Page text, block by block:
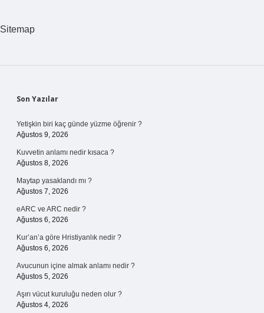
Sitemap
Sidebar
Son Yazılar
Yetişkin biri kaç günde yüzme öğrenir ?
Ağustos 9, 2026
Kuvvetin anlamı nedir kısaca ?
Ağustos 8, 2026
Maytap yasaklandı mı ?
Ağustos 7, 2026
eARC ve ARC nedir ?
Ağustos 6, 2026
Kur’an’a göre Hristiyanlık nedir ?
Ağustos 6, 2026
Avucunun içine almak anlamı nedir ?
Ağustos 5, 2026
Aşırı vücut kuruluğu neden olur ?
Ağustos 4, 2026